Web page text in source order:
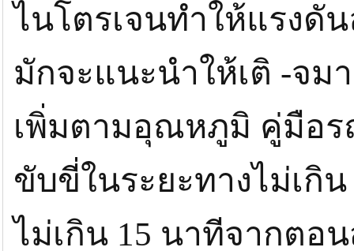
ไนโตรเจนทำให้แรงดั
มักจะแนะนำให้เติ -จม
เพิ่มตามอุณหภูมิ คู่มือร
ขับขี่ในระยะทางไม่เกิ
ไม่เกิน 15 นาทีจากตอ